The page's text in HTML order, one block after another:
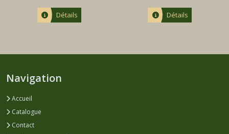
Détails Détails
Navigation
Accueil
Catalogue
Contact